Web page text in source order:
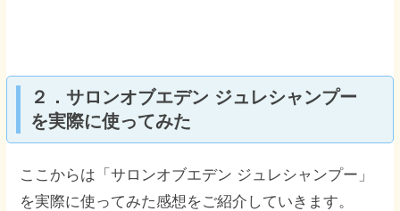
２．サロンオブエデン ジュレシャンプー
を実際に使ってみた
ここからは「サロンオブエデン ジュレシャンプー」
を実際に使ってみた感想をご紹介していきます。